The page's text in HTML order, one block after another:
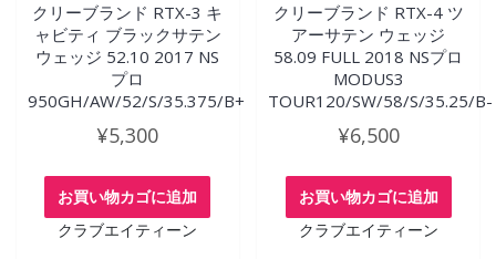
クリーブランド RTX-3 キ
ャビティ ブラックサテン
ウェッジ 52.10 2017 NS
プロ
950GH/AW/52/S/35.375/B+
¥5,300
お買い物カゴに追加
クラブエイティーン
クリーブランド RTX-4 ツ
アーサテン ウェッジ
58.09 FULL 2018 NSプロ
MODUS3
TOUR120/SW/58/S/35.25/B-
¥6,500
お買い物カゴに追加
クラブエイティーン